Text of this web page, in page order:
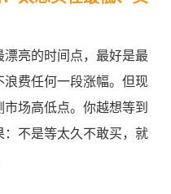
亮的时间点，最好是最
费任何一段涨幅。但现
场高低点。你越想等到
不是等太久不敢买，就